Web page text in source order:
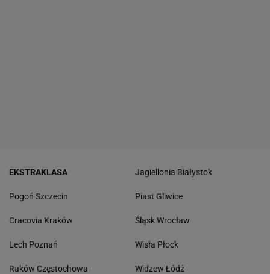
EKSTRAKLASA
Pogoń Szczecin
Cracovia Kraków
Lech Poznań
Raków Częstochowa
Jagiellonia Białystok
Piast Gliwice
Śląsk Wrocław
Wisła Płock
Widzew Łódź